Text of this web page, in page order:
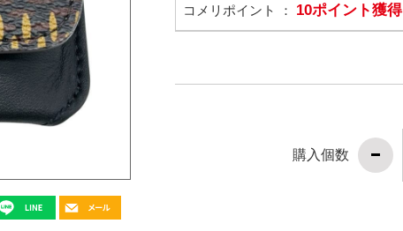
コメリポイント ： 10ポイント獲得
購入個数